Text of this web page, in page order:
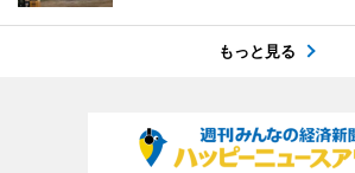
もっと見る